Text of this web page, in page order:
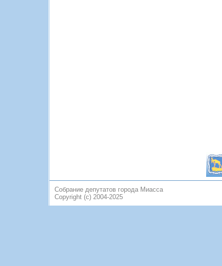
Собрание депутатов города Миасса
Copyright (c) 2004-2025